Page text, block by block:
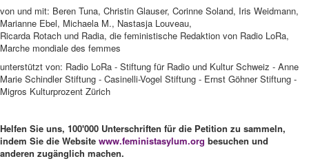
von und mit: Beren Tuna, Christin Glauser, Corinne Soland, Iris Weidmann,
Marianne Ebel, Michaela M., Nastasja Louveau,
Ricarda Rotach und Radia, die feministische Redaktion von Radio LoRa,
Marche mondiale des femmes
unterstützt von: Radio LoRa - Stiftung für Radio und Kultur Schweiz - Anne
Marie Schindler Stiftung - Casinelli-Vogel Stiftung - Ernst Göhner Stiftung -
Migros Kulturprozent Zürich
Helfen Sie uns, 100'000 Unterschriften für die Petition zu sammeln,
indem Sie die Website www.feministasylum.org besuchen und
anderen zugänglich machen.